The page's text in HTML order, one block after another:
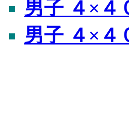
男子 ４×４
男子 ４×４